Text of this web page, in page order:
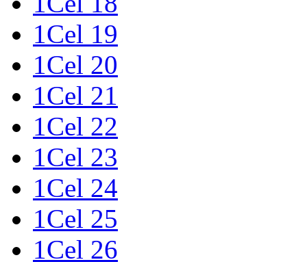
1Cel 19
1Cel 20
1Cel 21
1Cel 22
1Cel 23
1Cel 24
1Cel 25
1Cel 26